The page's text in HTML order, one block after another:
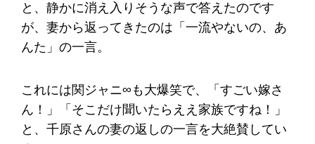
と、静かに消え入りそうな声で答えたのです
が、妻から返ってきたのは「一流やないの、あ
んた」の一言。
これには関ジャニ∞も大爆笑で、「すごい嫁さ
ん！」「そこだけ聞いたらええ家族ですね！」
と、千原さんの妻の返しの一言を大絶賛してい